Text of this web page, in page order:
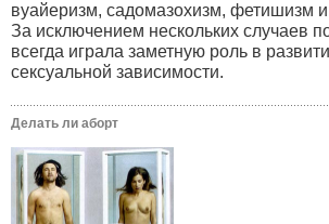
вуайеризм, садомазохизм, фетишизм
За исключением нескольких случаев
всегда играла заметную роль в
сексуальной зависимости.
Делать ли аборт